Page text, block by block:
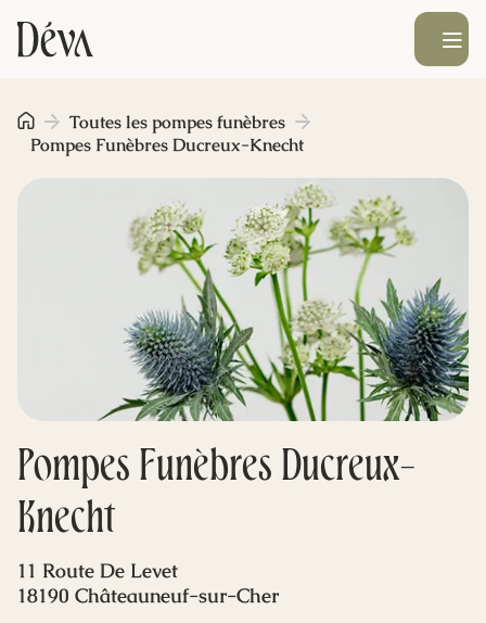
Obsèques
Monument funéraire
Livraison de fleurs
Ouvrir le
Pompes Funèbres Ducreux-
Knecht
Toutes les pompes funèbres
Pompes Funèbres Ducreux-Knecht
11 Route De Levet
18190 Châteauneuf-sur-Cher